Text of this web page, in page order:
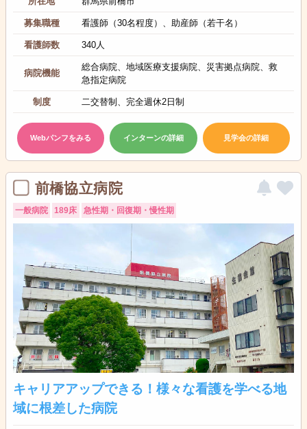
募集職種 看護師（30名程度）、助産師（若干名）
看護師数 340人
病院機能
総合病院、地域医療支援病院、災害拠点病院、救
急指定病院
制度 二交替制、完全週休2日制
Webパンフをみる インターンの詳細 見学会の詳細
前橋協立病院
一般病院 189床 急性期・回復期・慢性期
キャリアアップできる！様々な看護を学べる地
域に根差した病院